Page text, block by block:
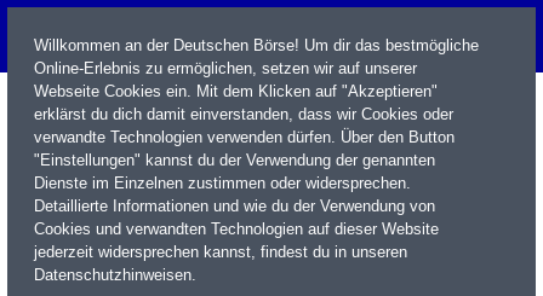
Name / WKN / ISIN / Kürzel
Willkommen an der Deutschen Börse! Um dir das bestmögliche
Online-Erlebnis zu ermöglichen, setzen wir auf unserer
Webseite Cookies ein. Mit dem Klicken auf "Akzeptieren"
erklärst du dich damit einverstanden, dass wir Cookies oder
verwandte Technologien verwenden dürfen. Über den Button
"Einstellungen" kannst du der Verwendung der genannten
Dienste im Einzelnen zustimmen oder widersprechen.
Detaillierte Informationen und wie du der Verwendung von
Cookies und verwandten Technologien auf dieser Website
jederzeit widersprechen kannst, findest du in unseren
Datenschutzhinweisen.